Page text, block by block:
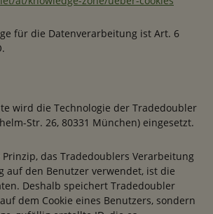
für die Datenverarbeitung ist Art. 6
wird die Technologie der Tradedoubler
Str. 26, 80331 München) eingesetzt.
das Tradedoublers Verarbeitung
auf den Benutzer verwendet, ist die
Deshalb speichert Tradedoubler
dem Cookie eines Benutzers, sondern